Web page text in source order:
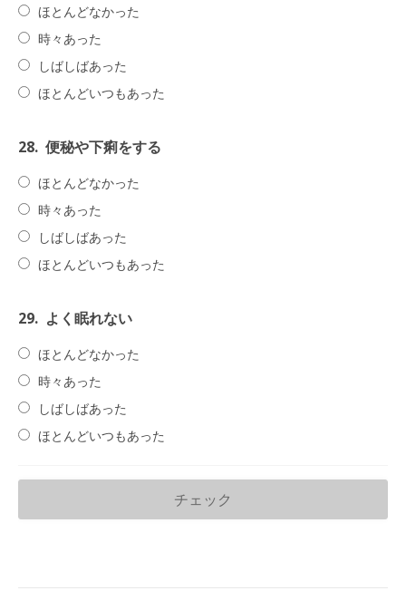
ほとんどなかった
時々あった
しばしばあった
ほとんどいつもあった
28. 便秘や下痢をする
ほとんどなかった
時々あった
しばしばあった
ほとんどいつもあった
29. よく眠れない
ほとんどなかった
時々あった
しばしばあった
ほとんどいつもあった